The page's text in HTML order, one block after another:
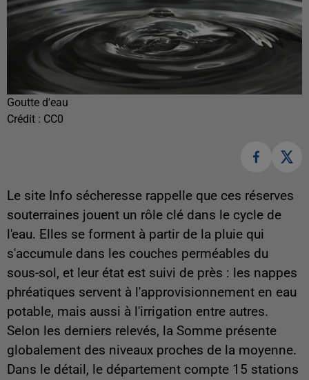
Goutte d'eau
Crédit : CC0
Le site Info sécheresse rappelle que ces réserves
souterraines jouent un rôle clé dans le cycle de
l'eau. Elles se forment à partir de la pluie qui
s'accumule dans les couches perméables du
sous-sol, et leur état est suivi de près : les nappes
phréatiques servent à l'approvisionnement en eau
potable, mais aussi à l'irrigation entre autres.
Selon les derniers relevés, la Somme présente
globalement des niveaux proches de la moyenne.
Dans le détail, le département compte 15 stations